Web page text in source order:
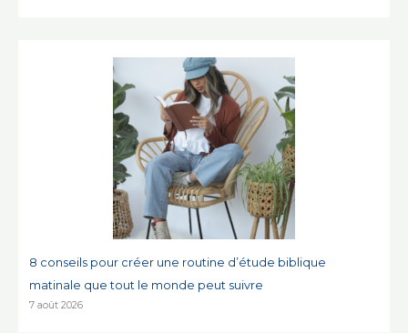
8 conseils pour créer une routine d’étude biblique
matinale que tout le monde peut suivre
7 août 2026